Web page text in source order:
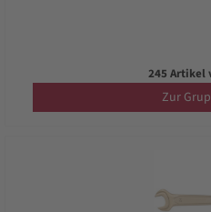
245 Artikel
Zur